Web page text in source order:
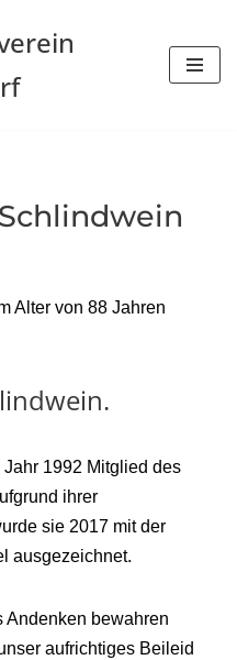
Alter von 88 Jahren
1992 Mitglied des
ihrer
sie 2017 mit der
ausgezeichnet.
Andenken bewahren
aufrichtiges Beileid